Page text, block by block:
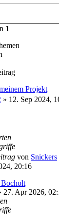
1
Projekt
» 12. Sep 2024,
von Snickers
20:16
27. Apr 2026,